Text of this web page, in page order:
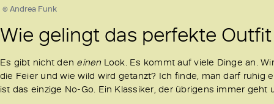
© Andrea Funk
Wie gelingt das perfekte
Es gibt nicht den einen Look. Es kommt auf viele Dinge an.
die Feier und wie wild wird getanzt? Ich finde, man darf ruhig
ist das einzige No-Go. Ein Klassiker, der übrigens immer